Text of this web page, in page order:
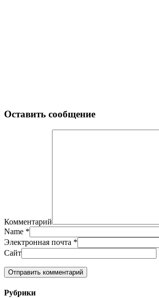
Оставить сообщение
Комментарий
Name *
Электронная почта *
Сайт
Рубрики